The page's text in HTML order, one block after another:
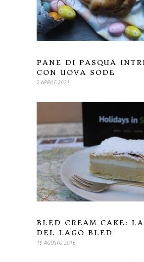
PANE DI PASQUA
CON UOVA SODE
2 APRILE 2021
BLED CREAM CAKE:
DEL LAGO BLED
19 AGOSTO 2016